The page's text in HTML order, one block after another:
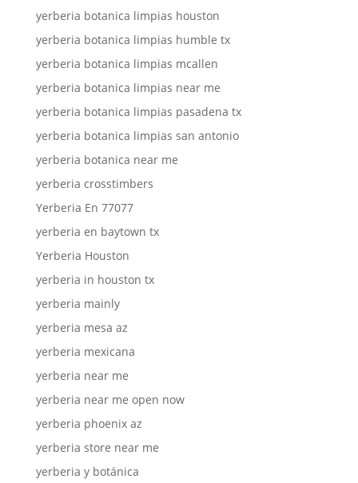
yerberia botanica limpias houston
yerberia botanica limpias humble tx
yerberia botanica limpias mcallen
yerberia botanica limpias near me
yerberia botanica limpias pasadena tx
yerberia botanica limpias san antonio
yerberia botanica near me
yerberia crosstimbers
Yerberia En 77077
yerberia en baytown tx
Yerberia Houston
yerberia in houston tx
yerberia mainly
yerberia mesa az
yerberia mexicana
yerberia near me
yerberia near me open now
yerberia phoenix az
yerberia store near me
yerberia y botánica